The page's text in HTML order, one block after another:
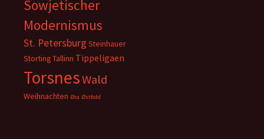
Sowjetischer
Modernismus
St. Petersburg Steinhauer
StortingTallinn Tippeligaen
TorsnesWald
Weihnachten Øra Østfold